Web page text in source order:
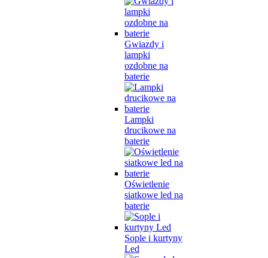
Gwiazdy i
lampki
ozdobne na
baterie
Lampki
drucikowe na
baterie
Oświetlenie
siatkowe led na
baterie
Sople i kurtyny
Led